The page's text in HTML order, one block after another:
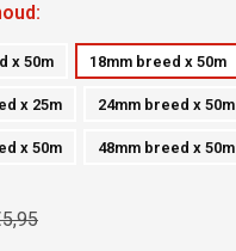
x 50m 18mm breed x 50m
x 25m 24mm breed x 50m
x 50m 48mm breed x 50m